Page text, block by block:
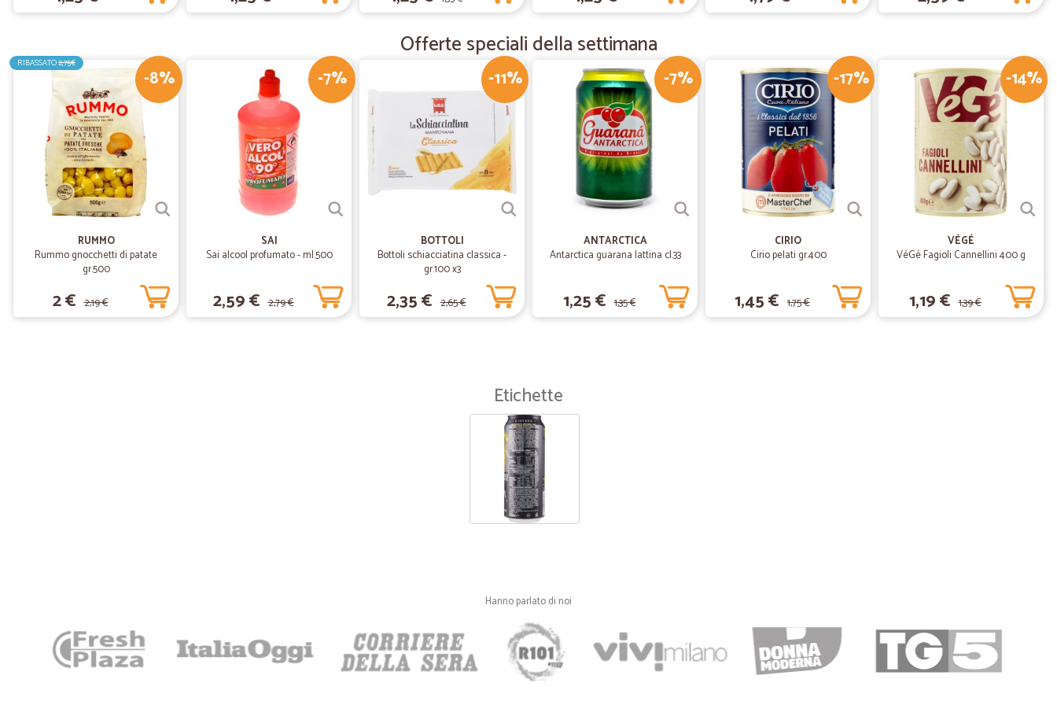
Non sarà l'ultima volta
Gentili e disponibili. Non mi hanno trovato a casa ed hanno seguito alla lettera le mie
istruzioni telefoniche per lasciare il pacco. (Nonostante fosse pure bello pesante)
Consigliatissimo!
10/03/2020
—
Efficienti e veloci
Efficienti e veloci
07/02/2020
Catia R.
consegna veloce e pacco perfetto
consegna veloce e pacco perfetto
09/01/2020
—Donatella T.
Offerte speciali della settimana
-8%
RIBASSATO2,75€
RUMMO
Rummo gnocchetti di patate
gr.500
2 € 2,19 €
-7%
SAI
Sai alcool profumato - ml.500
2,59 € 2,79 €
-11%
BOTTOLI
Bottoli schiacciatina classica -
gr.100 x3
2,35 € 2,65 €
-7%
ANTARCTICA
Antarctica guarana lattina cl.33
1,25 € 1,35 €
-17%
CIRIO
Cirio pelati gr.400
1,45 € 1,75 €
-14%
VÉGÉ
VéGé Fagioli Cannellini 400 g
1,19 € 1,39 €
Etichette
Hanno parlato di noi